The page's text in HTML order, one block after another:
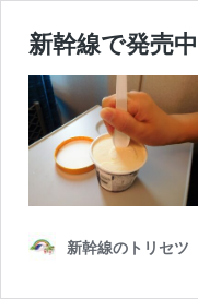
新幹線で発売
新幹線のトリセツ